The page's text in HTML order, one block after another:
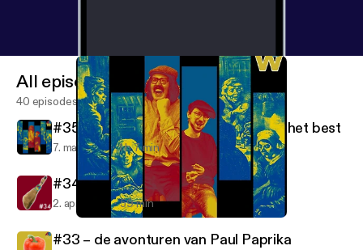
Aardappelbetweters
All episodes
40 episodes
#35 – Wie het laatst kraakt… kraakt het best
7. maj 2026 1 h 7 min
#34 – Chique de Friemel
2. apr. 2026 59 min
#33 – de avonturen van Paul Paprika